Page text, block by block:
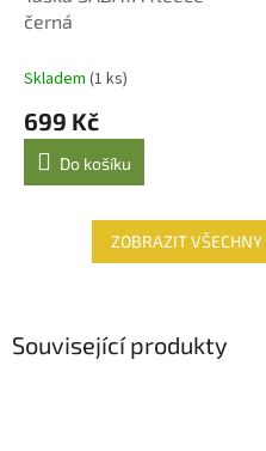
černá
Skladem (1 ks)
699 Kč
Do košíku
ZOBRAZIT
Související produkty